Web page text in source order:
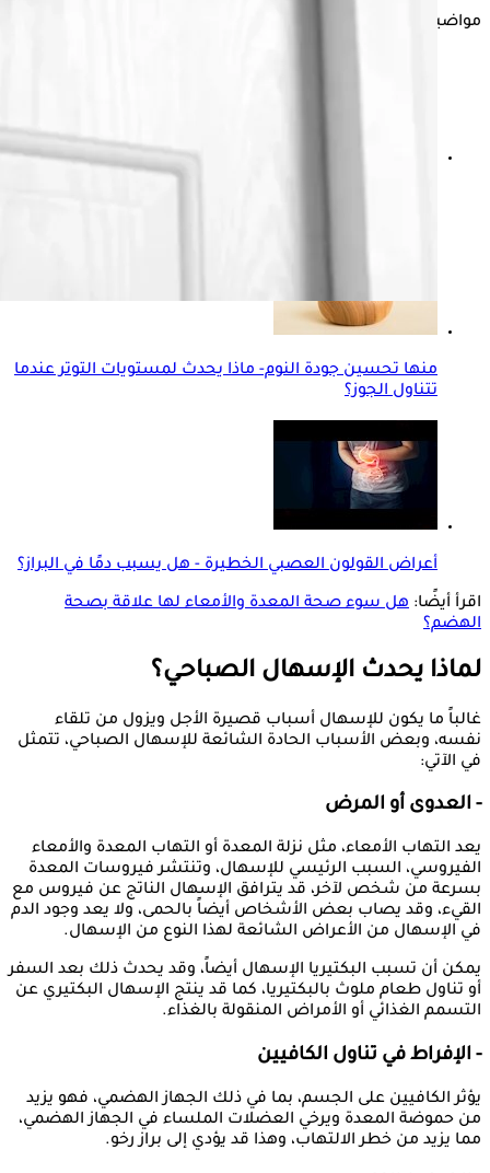
مواضيع ذات صلة
منها تحسين جودة النوم- ماذا يحدث لمستويات التوتر عندما
تتناول الجوز؟
أعراض القولون العصبي الخطيرة - هل يسبب دمًا في البراز؟
اقرأ أيضًا: هل سوء صحة المعدة والأمعاء لها علاقة بصحة
الهضم؟
لماذا يحدث الإسهال الصباحي؟
غالباً ما يكون للإسهال أسباب قصيرة الأجل ويزول من تلقاء
نفسه، وبعض الأسباب الحادة الشائعة للإسهال الصباحي، تتمثل
في الآتي:
- العدوى أو المرض
يعد التهاب الأمعاء، مثل نزلة المعدة أو التهاب المعدة والأمعاء
الفيروسي، السبب الرئيسي للإسهال، وتنتشر فيروسات المعدة
بسرعة من شخص لآخر، قد يترافق الإسهال الناتج عن فيروس مع
القيء، وقد يصاب بعض الأشخاص أيضاً بالحمى، ولا يعد وجود الدم
في الإسهال من الأعراض الشائعة لهذا النوع من الإسهال.
يمكن أن تسبب البكتيريا الإسهال أيضاً، وقد يحدث ذلك بعد السفر
أو تناول طعام ملوث بالبكتيريا، كما قد ينتج الإسهال البكتيري عن
التسمم الغذائي أو الأمراض المنقولة بالغذاء.
- الإفراط في تناول الكافيين
يؤثر الكافيين على الجسم، بما في ذلك الجهاز الهضمي، فهو يزيد
من حموضة المعدة ويرخي العضلات الملساء في الجهاز الهضمي،
مما يزيد من خطر الالتهاب، وهذا قد يؤدي إلى براز رخو.